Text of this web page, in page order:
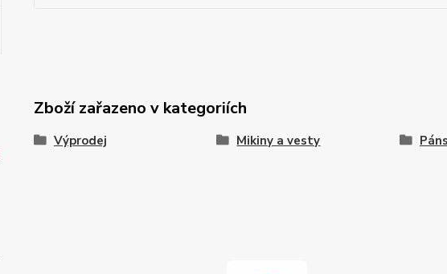
Zboží zařazeno v kategoriích
Výprodej Mikiny a vesty